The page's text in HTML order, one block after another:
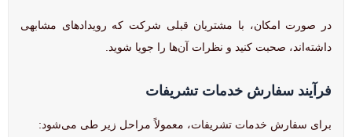
در صورت امکان، با مشتریان قبلی شرکت که رویدادهای مشابهی
داشته‌اند، صحبت کنید و نظرات آن‌ها را جویا شوید.
فرآیند سفارش خدمات تشریفات
برای سفارش خدمات تشریفات، معمولاً مراحل زیر طی می‌شود: